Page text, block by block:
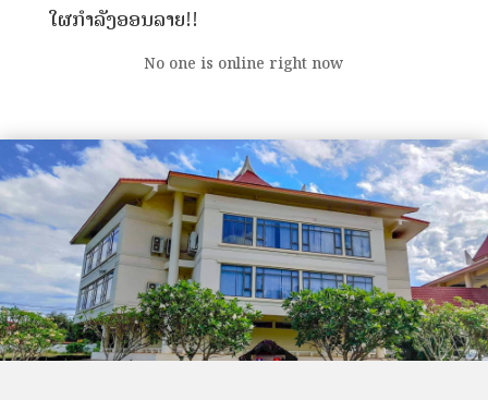
ໃຜກຳລັງອອນລາຍ!!
No one is online right now